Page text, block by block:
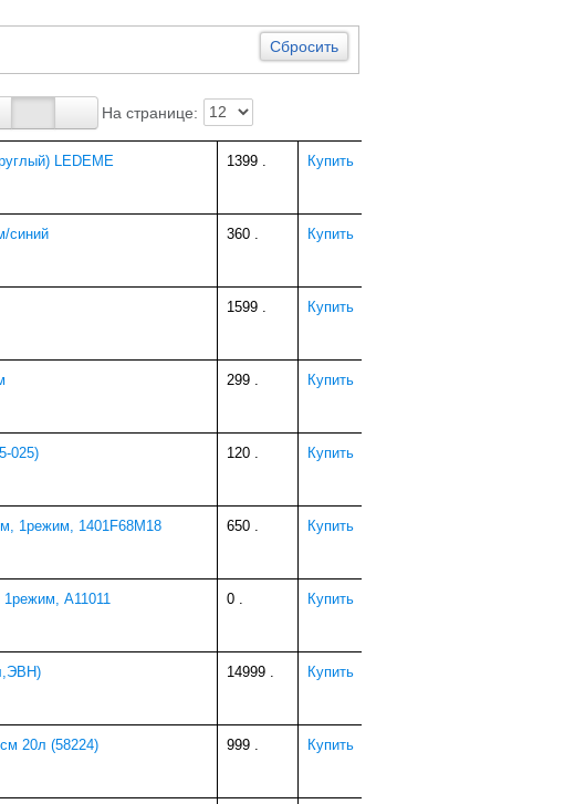
Сбросить
На странице:
LEDEME
1399 . Купить
синий
360 . Купить
1599 . Купить
299 . Купить
025)
120 . Купить
1режим, 1401F68М18
650 . Купить
А11011
0 . Купить
14999 . Купить
20л (58224)
999 . Купить